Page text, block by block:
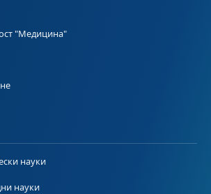
"Медицина"
науки
науки